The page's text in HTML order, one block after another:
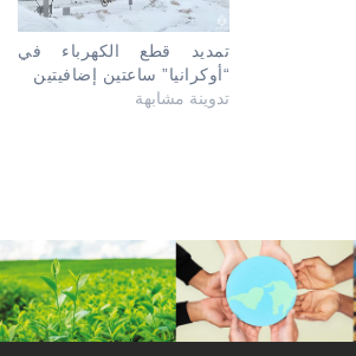
تمديد قطع الكهرباء في
“أوكرانيا” ساعتين إضافيتين
تدوينة مشابهة